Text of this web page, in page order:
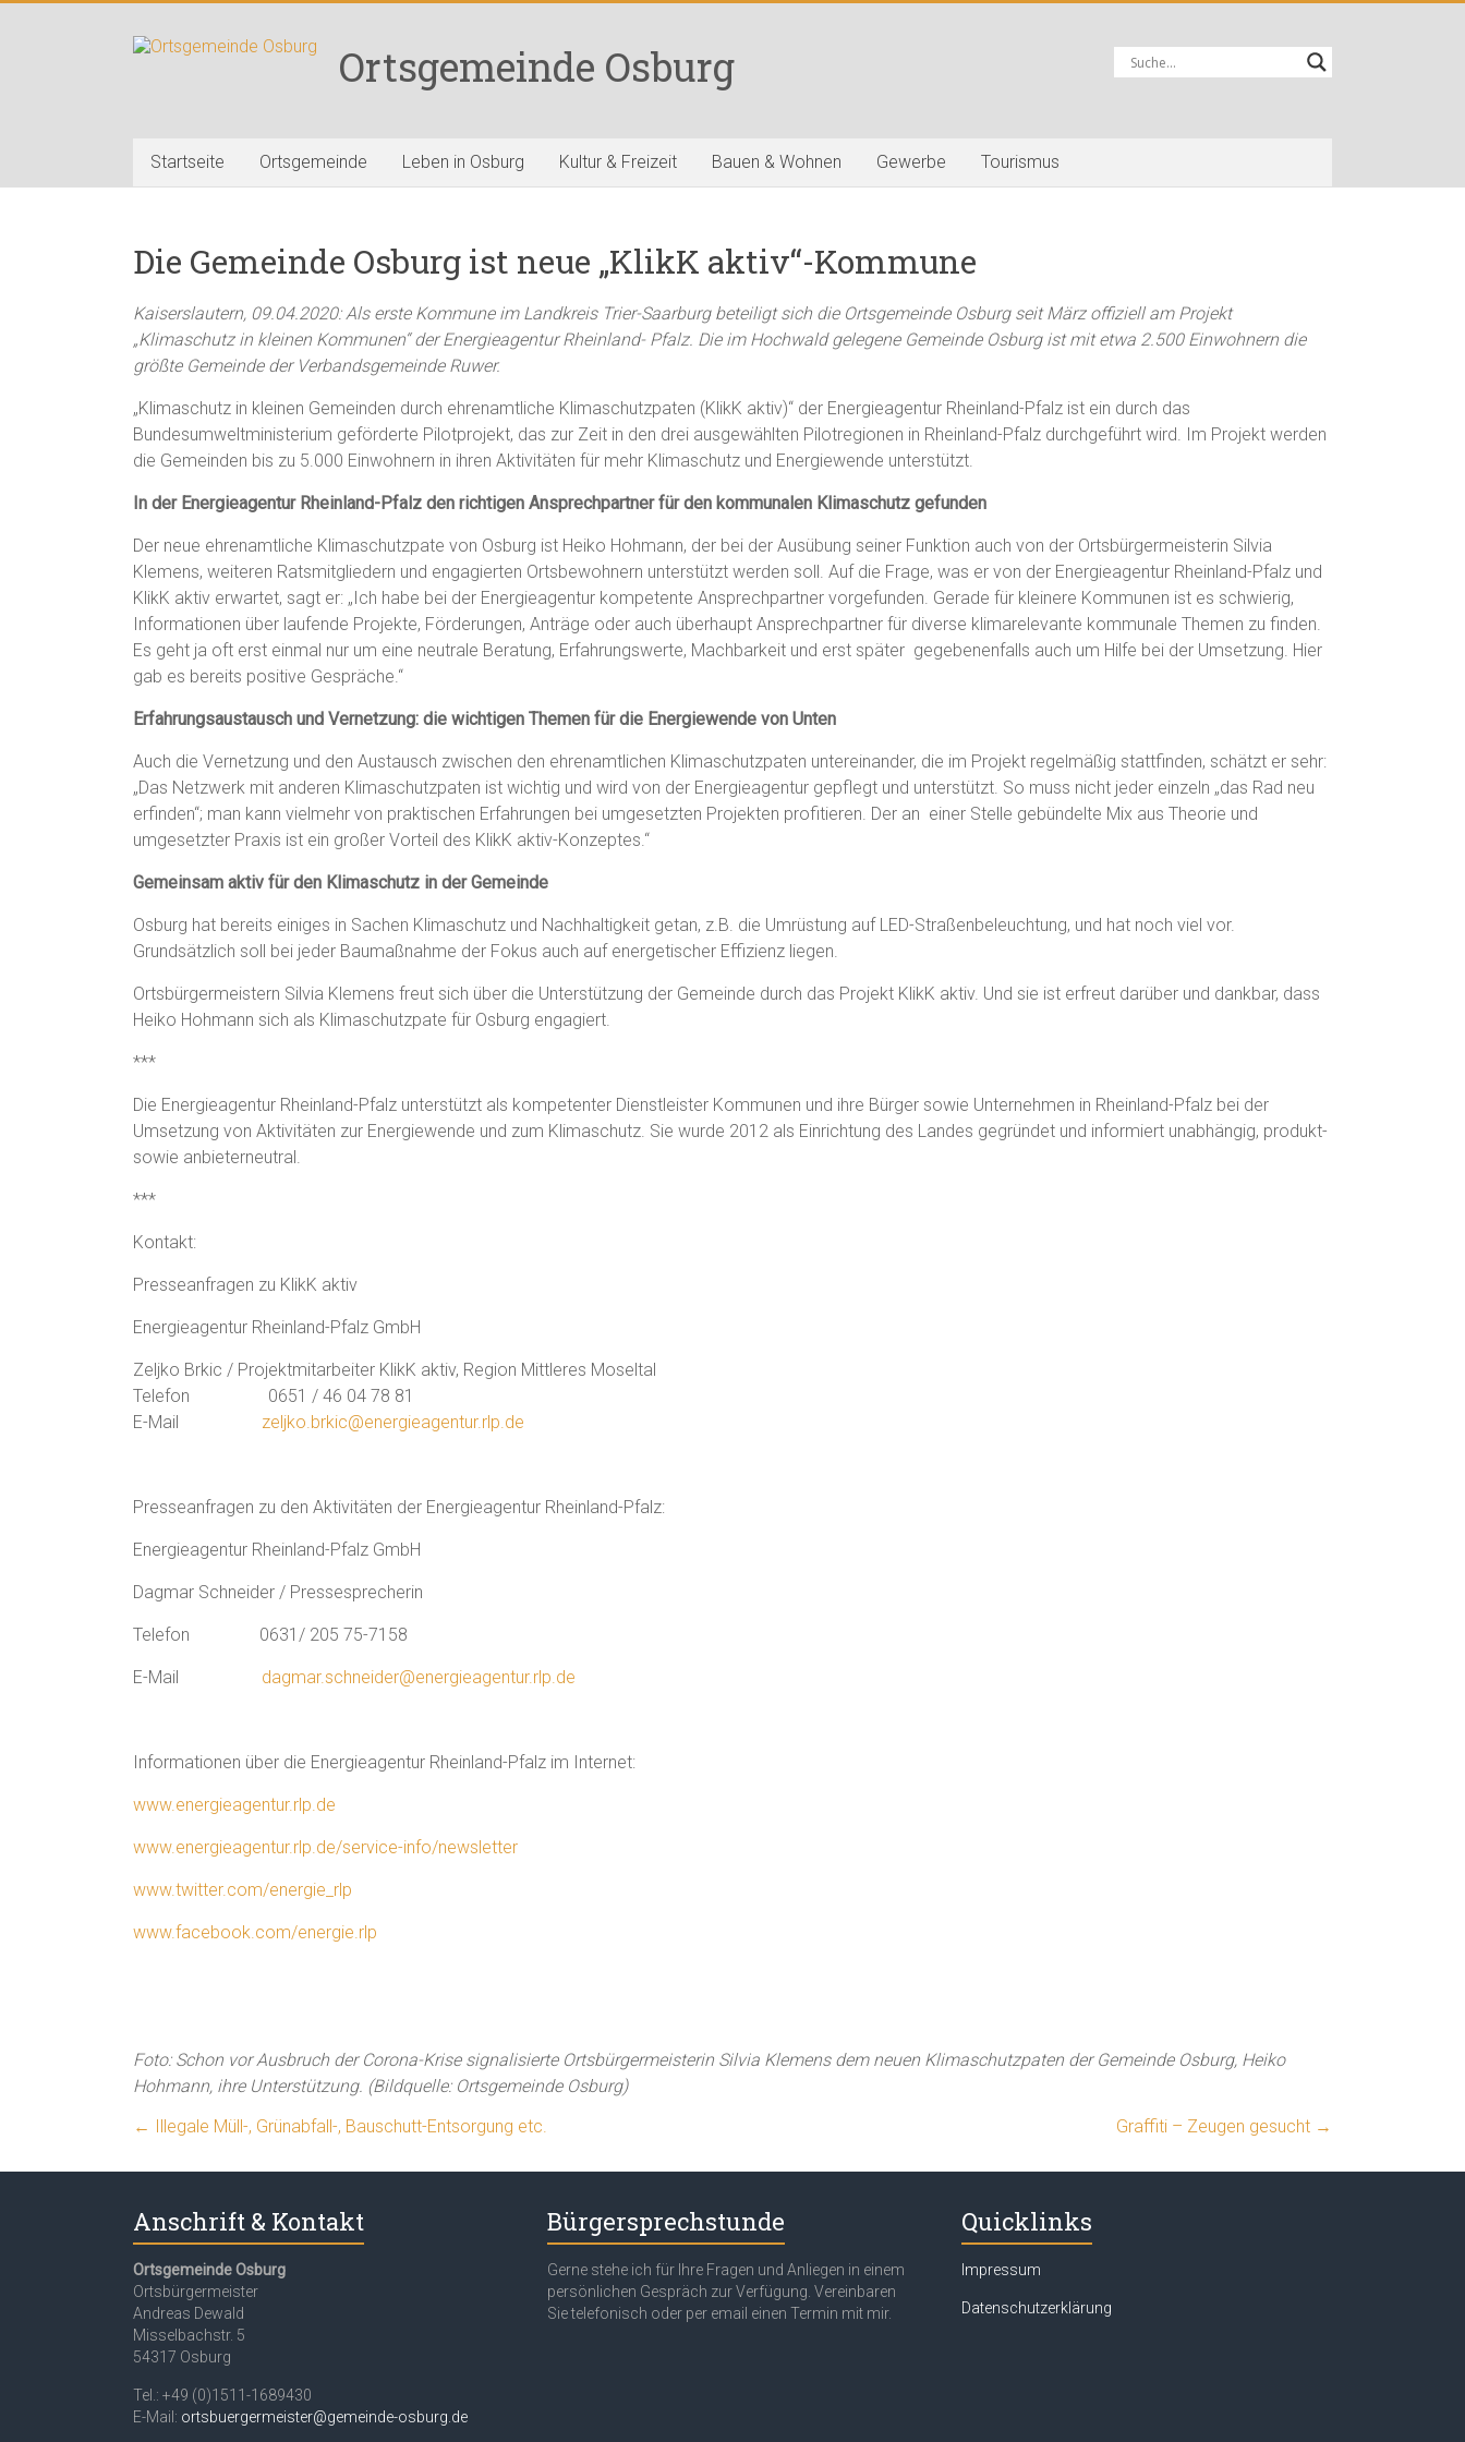
Ortsgemeinde Osburg
Startseite Ortsgemeinde Leben in Osburg Kultur & Freizeit Bauen & Wohnen Gewerbe Tourismus
Die Gemeinde Osburg ist neue „KlikK aktiv“-Kommune
Kaiserslautern, 09.04.2020: Als erste Kommune im Landkreis Trier-Saarburg beteiligt sich die Ortsgemeinde Osburg seit März offiziell am Projekt
„Klimaschutz in kleinen Kommunen“ der Energieagentur Rheinland- Pfalz. Die im Hochwald gelegene Gemeinde Osburg ist mit etwa 2.500 Einwohnern die
größte Gemeinde der Verbandsgemeinde Ruwer.
„Klimaschutz in kleinen Gemeinden durch ehrenamtliche Klimaschutzpaten (KlikK aktiv)“ der Energieagentur Rheinland-Pfalz ist ein durch das
Bundesumweltministerium geförderte Pilotprojekt, das zur Zeit in den drei ausgewählten Pilotregionen in Rheinland-Pfalz durchgeführt wird. Im Projekt werden
die Gemeinden bis zu 5.000 Einwohnern in ihren Aktivitäten für mehr Klimaschutz und Energiewende unterstützt.
In der Energieagentur Rheinland-Pfalz den richtigen Ansprechpartner für den kommunalen Klimaschutz gefunden
Der neue ehrenamtliche Klimaschutzpate von Osburg ist Heiko Hohmann, der bei der Ausübung seiner Funktion auch von der Ortsbürgermeisterin Silvia
Klemens, weiteren Ratsmitgliedern und engagierten Ortsbewohnern unterstützt werden soll. Auf die Frage, was er von der Energieagentur Rheinland-Pfalz und
KlikK aktiv erwartet, sagt er: „Ich habe bei der Energieagentur kompetente Ansprechpartner vorgefunden. Gerade für kleinere Kommunen ist es schwierig,
Informationen über laufende Projekte, Förderungen, Anträge oder auch überhaupt Ansprechpartner für diverse klimarelevante kommunale Themen zu finden.
Es geht ja oft erst einmal nur um eine neutrale Beratung, Erfahrungswerte, Machbarkeit und erst später gegebenenfalls auch um Hilfe bei der Umsetzung. Hier
gab es bereits positive Gespräche.“
Erfahrungsaustausch und Vernetzung: die wichtigen Themen für die Energiewende von Unten
Auch die Vernetzung und den Austausch zwischen den ehrenamtlichen Klimaschutzpaten untereinander, die im Projekt regelmäßig stattfinden, schätzt er sehr:
„Das Netzwerk mit anderen Klimaschutzpaten ist wichtig und wird von der Energieagentur gepflegt und unterstützt. So muss nicht jeder einzeln „das Rad neu
erfinden“; man kann vielmehr von praktischen Erfahrungen bei umgesetzten Projekten profitieren. Der an einer Stelle gebündelte Mix aus Theorie und
umgesetzter Praxis ist ein großer Vorteil des KlikK aktiv-Konzeptes.“
Gemeinsam aktiv für den Klimaschutz in der Gemeinde
Osburg hat bereits einiges in Sachen Klimaschutz und Nachhaltigkeit getan, z.B. die Umrüstung auf LED-Straßenbeleuchtung, und hat noch viel vor.
Grundsätzlich soll bei jeder Baumaßnahme der Fokus auch auf energetischer Effizienz liegen.
Ortsbürgermeistern Silvia Klemens freut sich über die Unterstützung der Gemeinde durch das Projekt KlikK aktiv. Und sie ist erfreut darüber und dankbar, dass
Heiko Hohmann sich als Klimaschutzpate für Osburg engagiert.
***
Die Energieagentur Rheinland-Pfalz unterstützt als kompetenter Dienstleister Kommunen und ihre Bürger sowie Unternehmen in Rheinland-Pfalz bei der
Umsetzung von Aktivitäten zur Energiewende und zum Klimaschutz. Sie wurde 2012 als Einrichtung des Landes gegründet und informiert unabhängig, produkt-
sowie anbieterneutral.
***
Kontakt:
Presseanfragen zu KlikK aktiv
Energieagentur Rheinland-Pfalz GmbH
Zeljko Brkic / Projektmitarbeiter KlikK aktiv, Region Mittleres Moseltal
Telefon 0651 / 46 04 78 81
E-Mail zeljko.brkic@energieagentur.rlp.de
Presseanfragen zu den Aktivitäten der Energieagentur Rheinland-Pfalz:
Energieagentur Rheinland-Pfalz GmbH
Dagmar Schneider / Pressesprecherin
Telefon 0631/ 205 75-7158
E-Mail dagmar.schneider@energieagentur.rlp.de
Informationen über die Energieagentur Rheinland-Pfalz im Internet:
www.energieagentur.rlp.de
www.energieagentur.rlp.de/service-info/newsletter
www.twitter.com/energie_rlp
www.facebook.com/energie.rlp
Foto: Schon vor Ausbruch der Corona-Krise signalisierte Ortsbürgermeisterin Silvia Klemens dem neuen Klimaschutzpaten der Gemeinde Osburg, Heiko
Hohmann, ihre Unterstützung. (Bildquelle: Ortsgemeinde Osburg)
← Illegale Müll-, Grünabfall-, Bauschutt-Entsorgung etc. Graffiti – Zeugen gesucht →
Anschrift & Kontakt
Ortsgemeinde Osburg
Ortsbürgermeister
Andreas Dewald
Misselbachstr. 5
54317 Osburg
Tel.: +49 (0)1511-1689430
E-Mail: ortsbuergermeister@gemeinde-osburg.de
Bürgersprechstunde
Gerne stehe ich für Ihre Fragen und Anliegen in einem
persönlichen Gespräch zur Verfügung. Vereinbaren
Sie telefonisch oder per email einen Termin mit mir.
Quicklinks
Impressum
Datenschutzerklärung